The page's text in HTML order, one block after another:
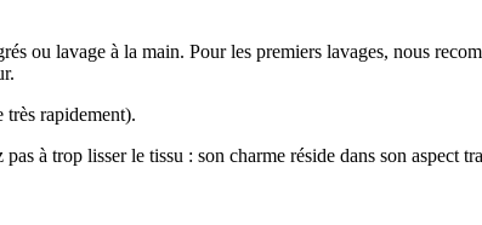
ou lavage à la main. Pour les premiers lavages, nous
rapidement).
à trop lisser le tissu : son charme réside dans son aspect